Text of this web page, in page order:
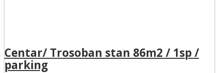
Centar/ Trosoban stan 86m2 / 1sp /
parking